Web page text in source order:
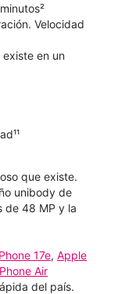
Velocidad
en un
que existe.
unibody de
de 48 MP y la
17e, Apple
Air
del país.